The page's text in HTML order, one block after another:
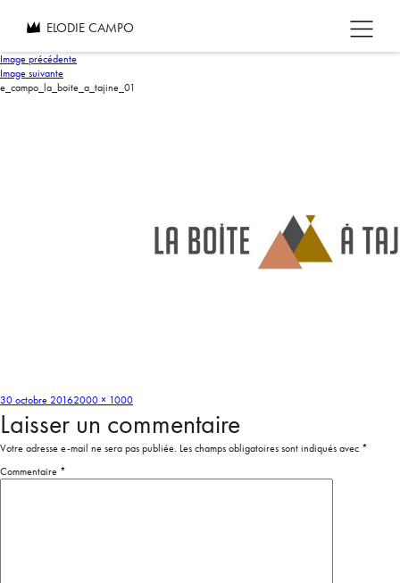
ELODIE CAMPO
Image précédente
Image suivante
e_campo_la_boite_a_tajine_01
30 octobre 20162000 × 1000
Laisser un commentaire
Votre adresse e-mail ne sera pas publiée. Les champs obligatoires sont indiqués avec *
Commentaire *